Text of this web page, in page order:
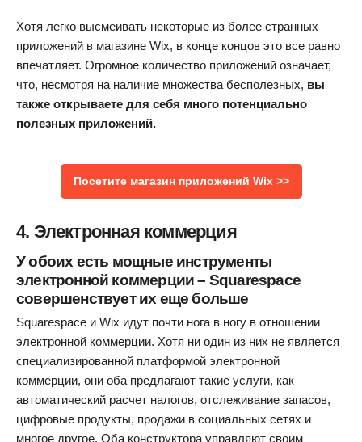
Хотя легко высмеивать некоторые из более странных
приложений в магазине Wix, в конце концов это все равно
впечатляет. Огромное количество приложений означает,
что, несмотря на наличие множества бесполезных, вы
также открываете для себя много потенциально
полезных приложений.
Посетите магазин приложений Wix >>
4. Электронная коммерция
У обоих есть мощные инструменты
электронной коммерции – Squarespace
совершенствует их еще больше
Squarespace и Wix идут почти нога в ногу в отношении
электронной коммерции. Хотя ни один из них не является
специализированной платформой электронной
коммерции, они оба предлагают такие услуги, как
автоматический расчет налогов, отслеживание запасов,
цифровые продукты, продажи в социальных сетях и
многое другое. Оба конструктора управляют своим